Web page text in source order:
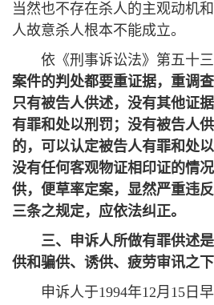
当然也不存在杀人的主观动机
人故意杀人根本不能成立。
依《刑事诉讼法》第五十
案件的判处都要重证据，重调
只有被告人供述，没有其他证
有罪和处以刑罚；没有被告人
的，可以认定被告人有罪和处以
没有任何客观物证相印证的情
供，便草率定案，显然严重违
三条之规定，应依法纠正。
三、申诉人所做有罪供述
供和骗供、诱供、疲劳审讯之
申诉人于1994年12月15日